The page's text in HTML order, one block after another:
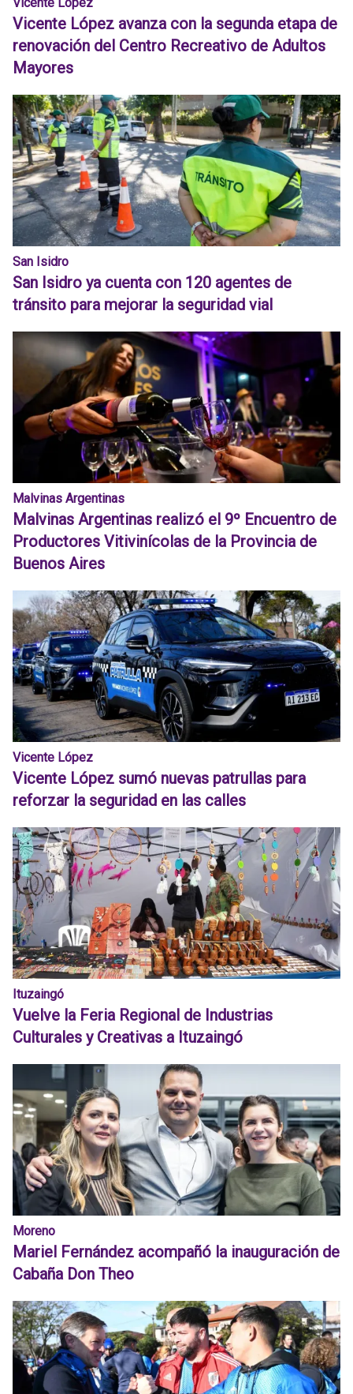
Vicente López avanza con la segunda etapa de
renovación del Centro Recreativo de Adultos
Mayores
San Isidro
San Isidro ya cuenta con 120 agentes de
tránsito para mejorar la seguridad vial
Malvinas Argentinas
Malvinas Argentinas realizó el 9º Encuentro de
Productores Vitivinícolas de la Provincia de
Buenos Aires
Vicente López
Vicente López sumó nuevas patrullas para
reforzar la seguridad en las calles
Ituzaingó
Vuelve la Feria Regional de Industrias
Culturales y Creativas a Ituzaingó
Moreno
Mariel Fernández acompañó la inauguración de
Cabaña Don Theo